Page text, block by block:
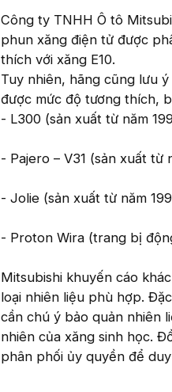
Công ty TNHH Ô tô
phun xăng điện tử được
thích với xăng E10.
Tuy nhiên, hãng cũng lưu
được mức độ tương thích,
- L300 (sản xuất từ năm
- Pajero – V31 (sản xuất từ
- Jolie (sản xuất từ năm
- Proton Wira (trang bị
Mitsubishi khuyến cáo
loại nhiên liệu phù hợp.
cần chú ý bảo quản nhiên
nhiên của xăng sinh học.
phân phối ủy quyền để